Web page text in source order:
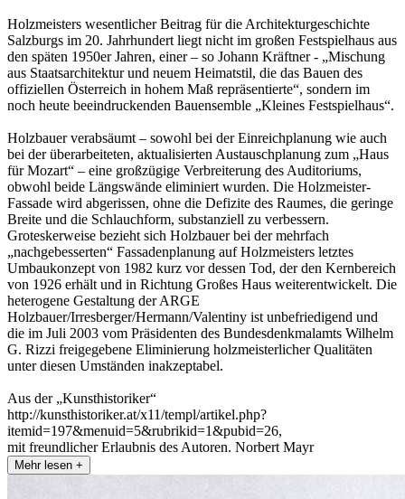
Holzmeisters wesentlicher Beitrag für die Architekturgeschichte
Salzburgs im 20. Jahrhundert liegt nicht im großen Festspielhaus aus
den späten 1950er Jahren, einer – so Johann Kräftner - „Mischung
aus Staatsarchitektur und neuem Heimatstil, die das Bauen des
offiziellen Österreich in hohem Maß repräsentierte“, sondern im
noch heute beeindruckenden Bauensemble „Kleines Festspielhaus“.
Holzbauer verabsäumt – sowohl bei der Einreichplanung wie auch
bei der überarbeiteten, aktualisierten Austauschplanung zum „Haus
für Mozart“ – eine großzügige Verbreiterung des Auditoriums,
obwohl beide Längswände eliminiert wurden. Die Holzmeister-
Fassade wird abgerissen, ohne die Defizite des Raumes, die geringe
Breite und die Schlauchform, substanziell zu verbessern.
Groteskerweise bezieht sich Holzbauer bei der mehrfach
„nachgebesserten“ Fassadenplanung auf Holzmeisters letztes
Umbaukonzept von 1982 kurz vor dessen Tod, der den Kernbereich
von 1926 erhält und in Richtung Großes Haus weiterentwickelt. Die
heterogene Gestaltung der ARGE
Holzbauer/Irresberger/Hermann/Valentiny ist unbefriedigend und
die im Juli 2003 vom Präsidenten des Bundesdenkmalamts Wilhelm
G. Rizzi freigegebene Eliminierung holzmeisterlicher Qualitäten
unter diesen Umständen inakzeptabel.
Aus der „Kunsthistoriker“
http://kunsthistoriker.at/x11/templ/artikel.php?
itemid=197&menuid=5&rubrikid=1&pubid=26,
mit freundlicher Erlaubnis des Autoren. Norbert Mayr
Mehr lesen +